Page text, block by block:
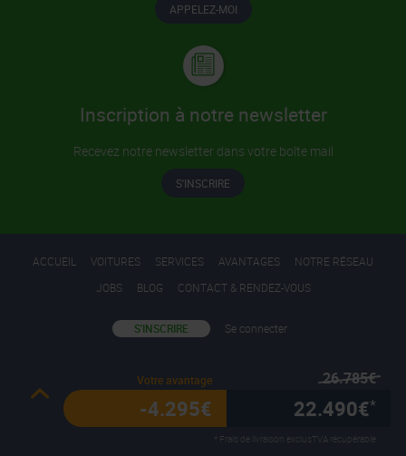
Votre avantage 26.785€
-4.295€ 22.490€*
* Frais de livraison exclus TVA récupérable
APPELEZ-MOI
Inscription à notre newsletter
Recevez notre newsletter dans votre boîte mail
S'INSCRIRE
ACCUEIL VOITURES SERVICES AVANTAGES
NOTRE RÉSEAU
JOBS
BLOG CONTACT & RENDEZ-VOUS
S'INSCRIRE Se connecter
Mentions légales
Conditions Générales d’Utilisation
Cookies et Vie Privée